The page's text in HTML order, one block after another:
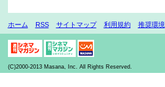
ホーム RSS サイトマップ 利用規約 推奨環境
(C)2000-2013 Masana, Inc. All Rights Reserved.